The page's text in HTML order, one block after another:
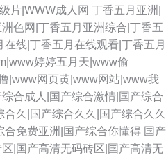
片|WWW成人网 丁香五月亚洲|
色网|丁香五月亚洲综合|丁香五
线|丁香五月在线观看|丁香五月
婷婷五月天|www偷
|www网页黄|www网站|www我
综合成人|国产综合激情|国产综合
久|国产综合久久|国产综合久久
免费亚洲|国产综合你懂得 国产
|国产高清无码砖区|国产高清无